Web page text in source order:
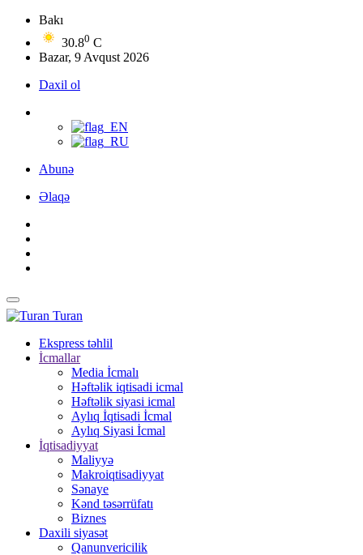
Bakı
30.80 C
Bazar, 9 Avqust 2026
Daxil ol
Abunə
Əlaqə
Turan
Ekspress təhlil
İcmallar
Media İcmalı
Həftəlik iqtisadi icmal
Həftəlik siyasi icmal
Aylıq İqtisadi İcmal
Aylıq Siyasi İcmal
İqtisadiyyat
Maliyyə
Makroiqtisadiyyat
Sənaye
Kənd təsərrüfatı
Biznes
Daxili siyasət
Qanunvericilik